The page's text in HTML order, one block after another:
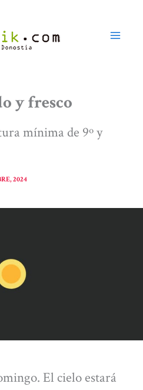
y fresco
mínima de 9º y
2024
El cielo estará